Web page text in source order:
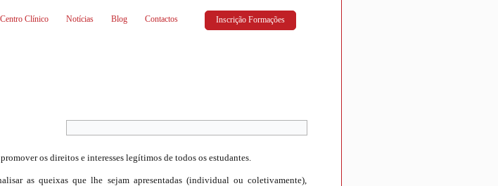
Centro Clínico Notícias Blog Contactos Inscrição Formações
os direitos e interesses legítimos de todos os estudantes.
as queixas que lhe sejam apresentadas (individual ou coletivamente),